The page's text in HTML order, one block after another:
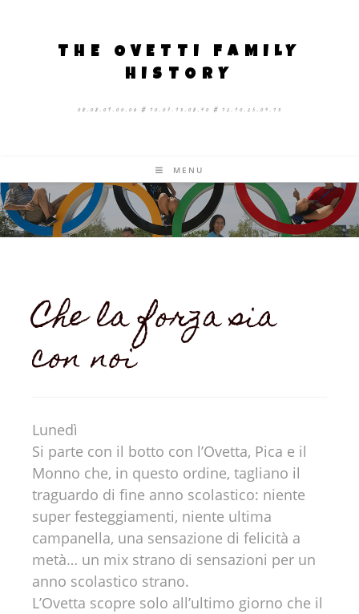
THE OVETTI FAMILY
HISTORY
08.08.09.00.06 # 10.07.13.08.40 # 12.10.25.04.13
MENU
Che la forza sia
con noi
Lunedì
Si parte con il botto con l’Ovetta, Pica e il
Monno che, in questo ordine, tagliano il
traguardo di fine anno scolastico: niente
super festeggiamenti, niente ultima
campanella, una sensazione di felicità a
metà… un mix strano di sensazioni per un
anno scolastico strano.
L’Ovetta scopre solo all’ultimo giorno che il